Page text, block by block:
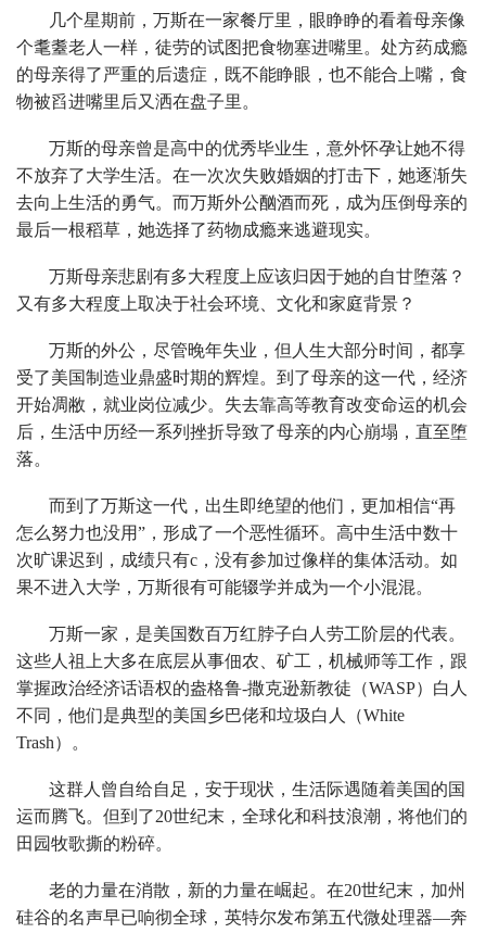
几个星期前，万斯在一家餐厅里，眼睁睁的看着母亲像
个耄耋老人一样，徒劳的试图把食物塞进嘴里。处方药成瘾
的母亲得了严重的后遗症，既不能睁眼，也不能合上嘴，食
物被舀进嘴里后又洒在盘子里。
万斯的母亲曾是高中的优秀毕业生，意外怀孕让她不得
不放弃了大学生活。在一次次失败婚姻的打击下，她逐渐失
去向上生活的勇气。而万斯外公酗酒而死，成为压倒母亲的
最后一根稻草，她选择了药物成瘾来逃避现实。
万斯母亲悲剧有多大程度上应该归因于她的自甘堕落？
又有多大程度上取决于社会环境、文化和家庭背景？
万斯的外公，尽管晚年失业，但人生大部分时间，都享
受了美国制造业鼎盛时期的辉煌。到了母亲的这一代，经济
开始凋敝，就业岗位减少。失去靠高等教育改变命运的机会
后，生活中历经一系列挫折导致了母亲的内心崩塌，直至堕
落。
而到了万斯这一代，出生即绝望的他们，更加相信“再
怎么努力也没用”，形成了一个恶性循环。高中生活中数十
次旷课迟到，成绩只有c，没有参加过像样的集体活动。如
果不进入大学，万斯很有可能辍学并成为一个小混混。
万斯一家，是美国数百万红脖子白人劳工阶层的代表。
这些人祖上大多在底层从事佃农、矿工，机械师等工作，跟
掌握政治经济话语权的盎格鲁-撒克逊新教徒（WASP）白人
不同，他们是典型的美国乡巴佬和垃圾白人（White
Trash）。
这群人曾自给自足，安于现状，生活际遇随着美国的国
运而腾飞。但到了20世纪末，全球化和科技浪潮，将他们的
田园牧歌撕的粉碎。
老的力量在消散，新的力量在崛起。在20世纪末，加州
硅谷的名声早已响彻全球，英特尔发布第五代微处理器—奔